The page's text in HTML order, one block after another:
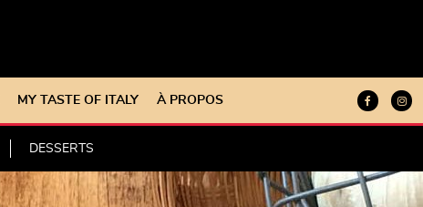
MY TASTE OF ITALY À PROPOS
DESSERTS